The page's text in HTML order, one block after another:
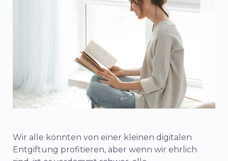
Wir alle könnten von einer kleinen digitalen
Entgiftung profitieren, aber wenn wir ehrlich